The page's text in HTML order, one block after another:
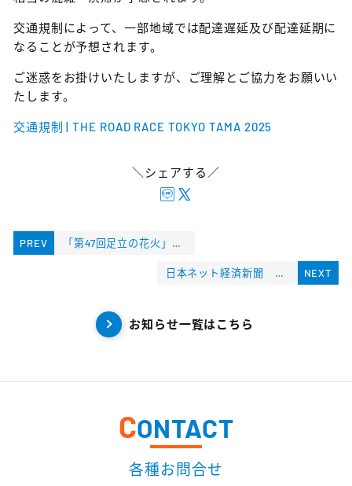
交通規制によって、一部地域では配達遅延及び配達延期に
なることが予想されます。
ご迷惑をお掛けいたしますが、ご理解とご協力をお願いい
たします。
交通規制 | THE ROAD RACE TOKYO TAMA 2025
＼シェアする／
PREV 「第47回足立の花火」開催に伴う交通規制及び会場の入場規制について
NEXT
日本ネット経済新聞 掲載（2025.6.12）
お知らせ一覧はこちら
CONTACT
各種お問合せ